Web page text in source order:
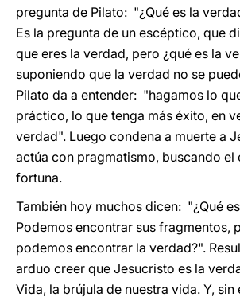
pregunta de Pilato: "¿Qué es la
Es la pregunta de un escéptico, que
que eres la verdad, pero ¿qué es la
suponiendo que la verdad no se
Pilato da a entender: "hagamos lo
práctico, lo que tenga más éxito, en
verdad". Luego condena a muerte a
actúa con pragmatismo, buscando el
fortuna.
También hoy muchos dicen: "¿Qué
Podemos encontrar sus fragmentos,
podemos encontrar la verdad?".
arduo creer que Jesucristo es la
Vida, la brújula de nuestra vida. Y, sin